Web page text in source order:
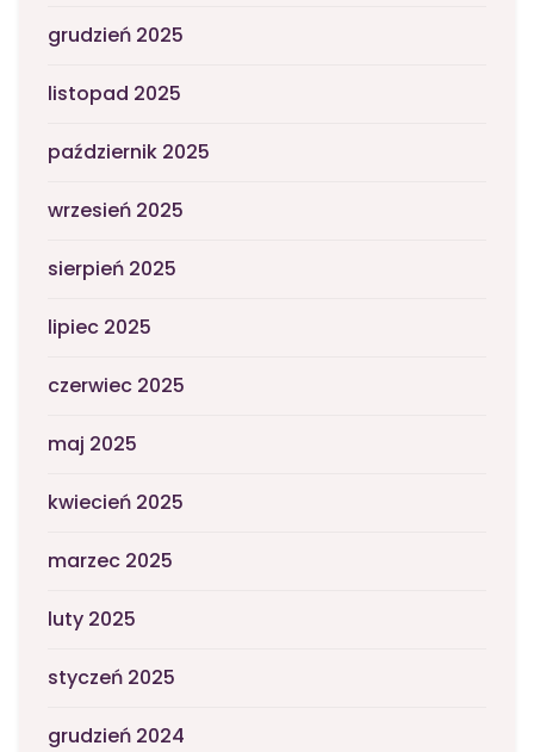
grudzień 2025
listopad 2025
październik 2025
wrzesień 2025
sierpień 2025
lipiec 2025
czerwiec 2025
maj 2025
kwiecień 2025
marzec 2025
luty 2025
styczeń 2025
grudzień 2024